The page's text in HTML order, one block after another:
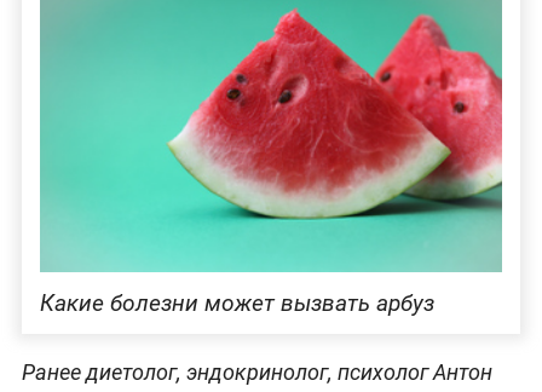
Какие болезни может вызвать арбуз
Ранее диетолог, эндокринолог, психолог Антон